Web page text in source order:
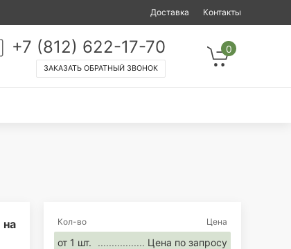
Доставка Контакты
+7 (812) 622-17-70
ЗАКАЗАТЬ ОБРАТНЫЙ ЗВОНОК
0
на
Кол-во Цена
от 1 шт. Цена по запросу